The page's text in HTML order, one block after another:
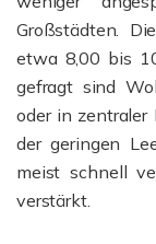
Großstädten.
etwa 8,00 bis
gefragt sind
oder in zentraler
der geringen
meist schnell
verstärkt.